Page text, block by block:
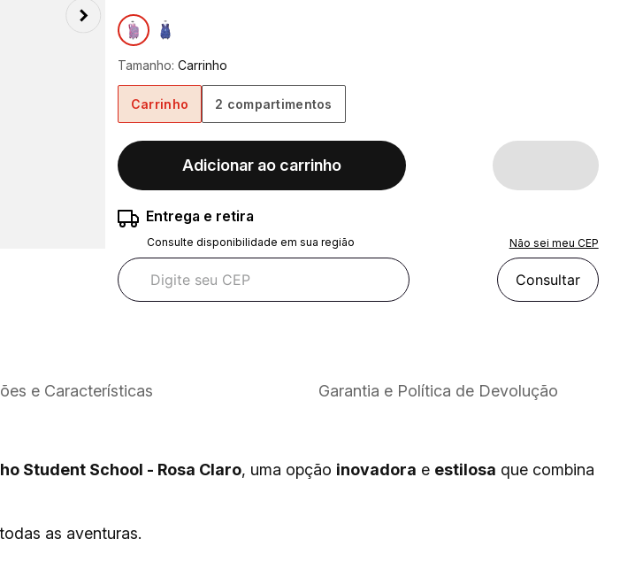
Tamanho: Carrinho
Carrinho 2 compartimentos
Adicionar ao carrinho
Entrega e retira
Consulte disponibilidade em sua região Não sei meu CEP
Consultar
e Características Garantia e Política de Devolução
Student School - Rosa Claro, uma opção inovadora e estilosa que combina
as aventuras.